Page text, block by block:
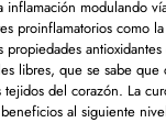
inflamación modulando
proinflamatorios como
propiedades
libres, que se sabe que
tejidos del corazón. La
al siguiente